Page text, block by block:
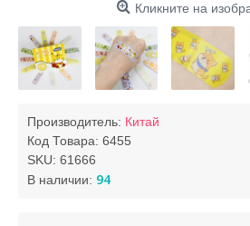
Кликните на
Производитель: Китай
Код Товара: 6455
SKU: 61666
В наличии: 94